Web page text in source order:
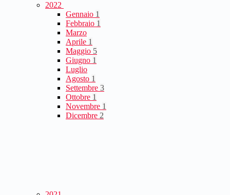
2022
Gennaio 1
Febbraio 1
Marzo
Aprile 1
Maggio 5
Giugno 1
Luglio
Agosto 1
Settembre 3
Ottobre 1
Novembre 1
Dicembre 2